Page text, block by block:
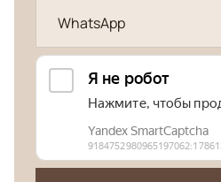
WhatsApp